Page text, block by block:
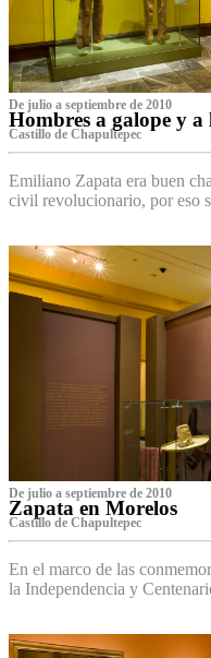
De julio a septiembre de 2010
Hombres a galope y a
Castillo de Chapultepec
Emiliano Zapata era buen
civil revolucionario, por eso
De julio a septiembre de 2010
Zapata en Morelos
Castillo de Chapultepec
En el marco de las
la Independencia y